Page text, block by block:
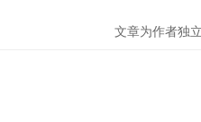
文章为作者独